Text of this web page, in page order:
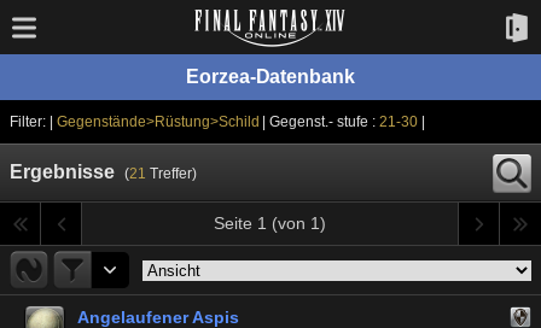
Eorzea-Datenbank
Filter: | Gegenstände>Rüstung>Schild | Gegenst.- stufe :21-30
Ergebnisse (21 Treffer)
Seite 1 (von 1)
Angelaufener Aspis